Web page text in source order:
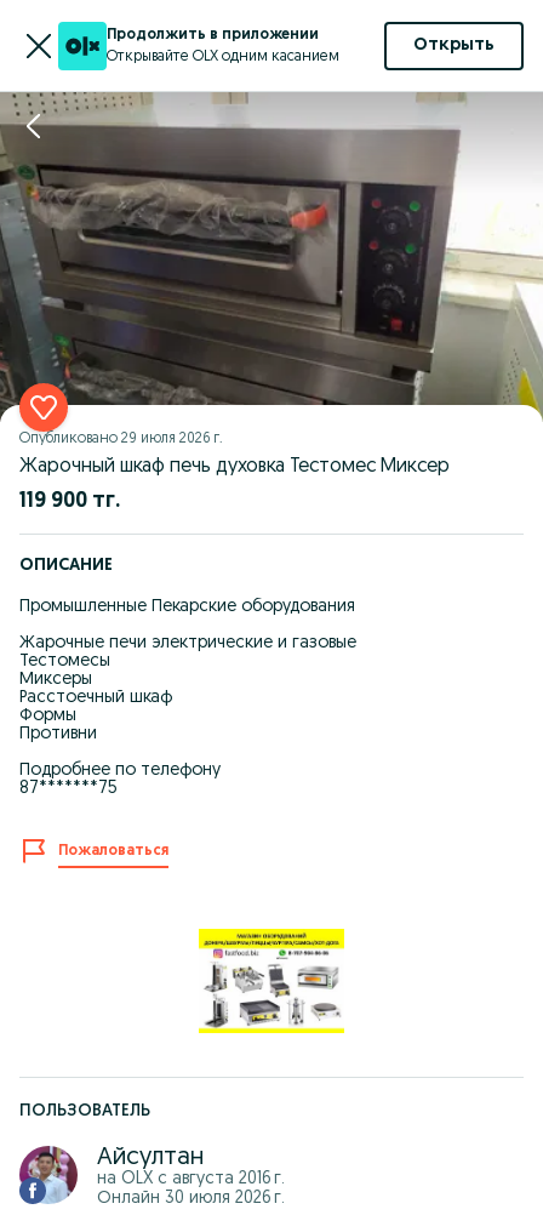
Продолжить в приложении
Открывайте OLX одним касанием
Открыть
Опубликовано 29 июля 2026 г.
Жарочный шкаф печь духовка Тестомес Миксер
119 900 тг.
ОПИСАНИЕ
Промышленные Пекарские оборудования
Жарочные печи электрические и газовые
Тестомесы
Миксеры
Расстоечный шкаф
Формы
Противни
Подробнее по телефону
87*******75
Пожаловаться
ПОЛЬЗОВАТЕЛЬ
Айсултан
на OLX с августа 2016 г.
Онлайн 30 июля 2026 г.